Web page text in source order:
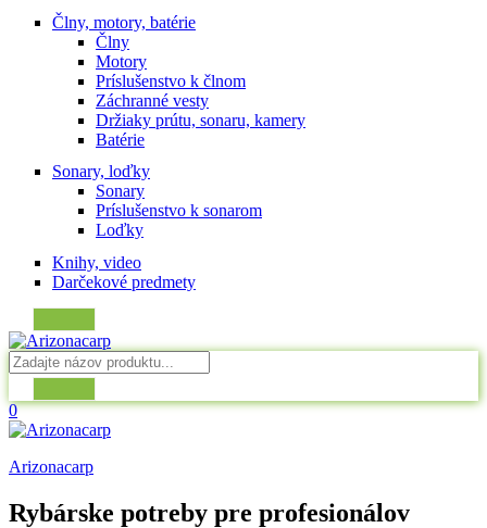
Člny, motory, batérie
Člny
Motory
Príslušenstvo k člnom
Záchranné vesty
Držiaky prútu, sonaru, kamery
Batérie
Sonary, loďky
Sonary
Príslušenstvo k sonarom
Loďky
Knihy, video
Darčekové predmety
0
Arizonacarp
Rybárske potreby pre profesionálov